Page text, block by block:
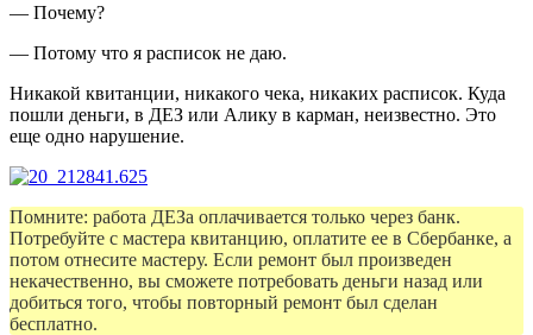
— Почему?
— Потому что я расписок не даю.
Никакой квитанции, никакого чека, никаких расписок. Куда
пошли деньги, в ДЕЗ или Алику в карман, неизвестно. Это
еще одно нарушение.
Помните: работа ДЕЗа оплачивается только через банк.
Потребуйте с мастера квитанцию, оплатите ее в Сбербанке, а
потом отнесите мастеру. Если ремонт был произведен
некачественно, вы сможете потребовать деньги назад или
добиться того, чтобы повторный ремонт был сделан
бесплатно.